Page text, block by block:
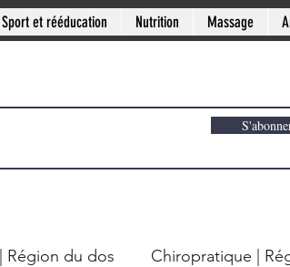
Sport et rééducation Nutrition Massage
Région du dos Chiropratique |